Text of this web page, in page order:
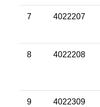
7 4022207
8 4022208
9 4022309